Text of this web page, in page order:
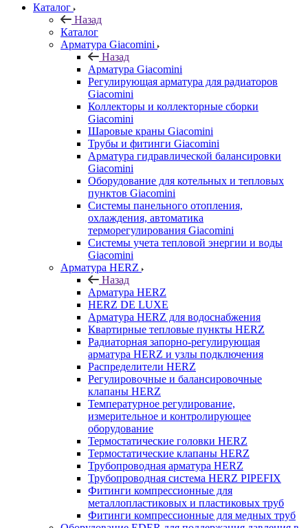
Каталог
Назад
Каталог
Арматура Giacomini
Назад
Арматура Giacomini
Регулирующая арматура для радиаторов
Giacomini
Коллекторы и коллекторные сборки
Giacomini
Шаровые краны Giacomini
Трубы и фитинги Giacomini
Арматура гидравлической балансировки
Giacomini
Оборудование для котельных и тепловых
пунктов Giacomini
Системы панельного отопления,
охлаждения, автоматика
терморегулирования Giacomini
Системы учета тепловой энергии и воды
Giacomini
Арматура HERZ
Назад
Арматура HERZ
HERZ DE LUXE
Арматура HERZ для водоснабжения
Квартирные тепловые пункты HERZ
Радиаторная запорно-регулирующая
арматура HERZ и узлы подключения
Распределители HERZ
Регулировочные и балансировочные
клапаны HERZ
Температурное регулирование,
измерительное и контролирующее
оборудование
Термостатические головки HERZ
Термостатические клапаны HERZ
Трубопроводная арматура HERZ
Трубопроводная система HERZ PIPEFIX
Фитинги компрессионные для
металлопластиковых и пластиковых труб
Фитинги компрессионные для медных труб